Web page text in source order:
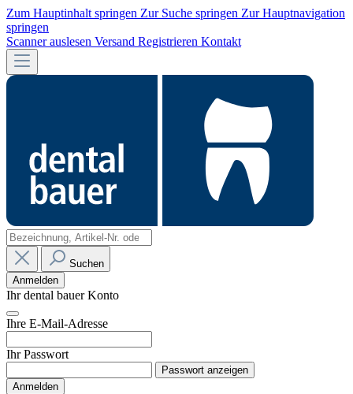
Zum Hauptinhalt springen Zur Suche springen Zur Hauptnavigation
springen
Scanner auslesen Versand Registrieren Kontakt
Suchen
Anmelden
Ihr dental bauer Konto
Ihre E-Mail-Adresse
Ihr Passwort
Passwort anzeigen
Anmelden